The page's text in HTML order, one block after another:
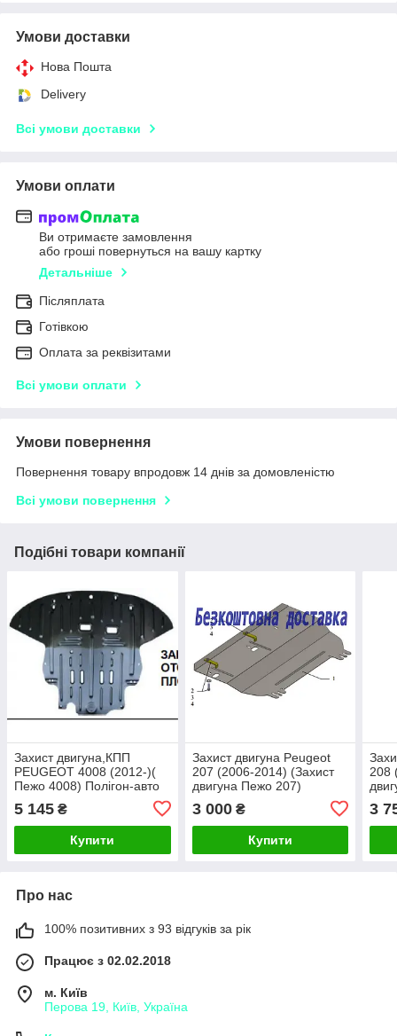
Умови доставки
Нова Пошта
Delivery
Всі умови доставки
Умови оплати
Ви отримаєте замовлення
або гроші повернуться на вашу картку
Детальніше
Післяплата
Готівкою
Оплата за реквізитами
Всі умови оплати
Умови повернення
Повернення товару впродовж 14 днів за домовленістю
Всі умови повернення
Подібні товари компанії
Захист двигуна,КПП
PEUGEOT 4008 (2012-)(
Пежо 4008) Полігон-авто
5 145 ₴
Купити
Захист двигуна Peugeot
207 (2006-2014) (Захист
двигуна Пежо 207)
3 000₴
Купити
208
3
Про нас
100% позитивних з 93 відгуків за рік
Працює з 02.02.2018
м. Київ
Перова 19, Київ, Україна